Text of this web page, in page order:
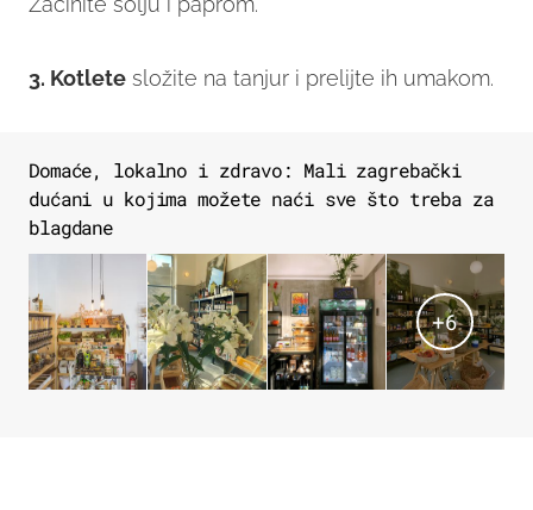
3. Kotlete složite na tanjur i prelijte ih umakom.
Domaće, lokalno i zdravo: Mali zagrebački
dućani u kojima možete naći sve što treba za
blagdane
+6